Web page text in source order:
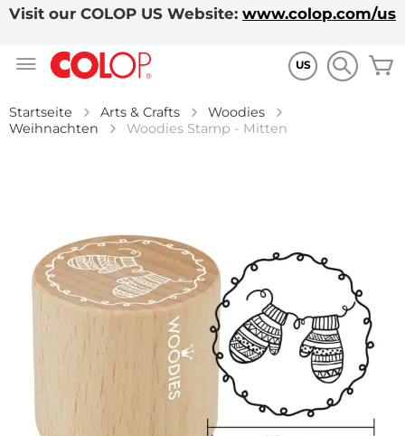
Visit our COLOP US Website: www.colop.com/us
US
Startseite Arts & Crafts
Woodies
Weihnachten
Woodies Stamp - Mitten